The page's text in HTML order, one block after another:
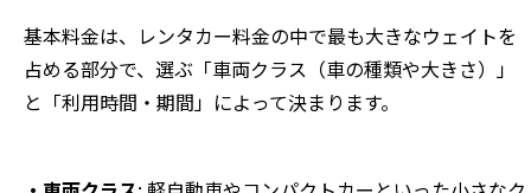
基本料金は、レンタカー料金の中で最も大きなウェイトを
占める部分で、選ぶ「車両クラス（車の種類や大きさ）」
と「利用時間・期間」によって決まります。